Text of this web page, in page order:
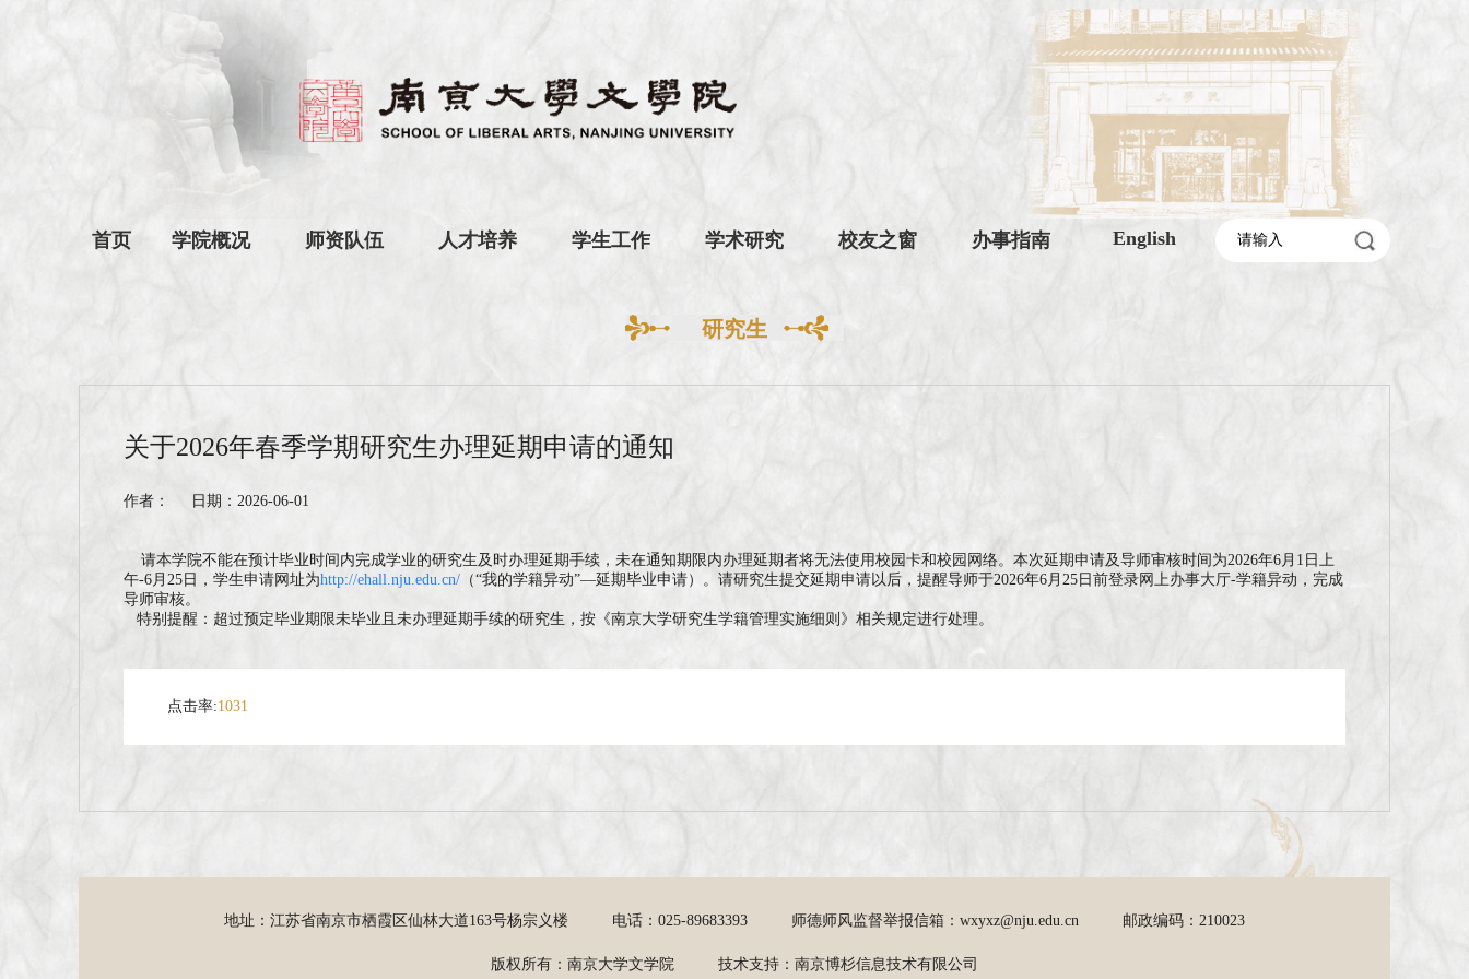
首页 学院概况 师资队伍 人才培养 学生工作 学术研究 校友之窗 办事指南 English
研究生
关于2026年春季学期研究生办理延期申请的通知
作者： 日期：2026-06-01
请本学院不能在预计毕业时间内完成学业的研究生及时办理延期手续，未在通知期限内办理延期者将无法使用校园卡和校园网络。本次延期申请及导师审核时间为2026年6月1日上
午-6月25日，学生申请网址为http://ehall.nju.edu.cn/ （“我的学籍异动”—延期毕业申请）。请研究生提交延期申请以后，提醒导师于2026年6月25日前登录网上办事大厅-学籍异动，完成
导师审核。
特别提醒：超过预定毕业期限未毕业且未办理延期手续的研究生，按《南京大学研究生学籍管理实施细则》相关规定进行处理。
点击率:1031
地址：江苏省南京市栖霞区仙林大道163号杨宗义楼 电话：025-89683393 师德师风监督举报信箱：wxyxz@nju.edu.cn 邮政编码：210023
版权所有：南京大学文学院 技术支持：南京博杉信息技术有限公司